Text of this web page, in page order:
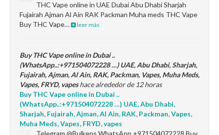
THC Vape online in UAE Dubai Abu Dhabi Sharjah
Fujairah Ajman Al Ain RAK Packman Muha meds THC Vape
Buy THC Vape…
leer más
Buy THC Vape online in Dubai ..
(WhatsApp..:+971504072228 …) UAE, Abu Dhabi, Sharjah,
Fujairah, Ajman, Al Ain, RAK, Packman, Vapes, Muha Meds,
Vapes, FRYD, vapeshace alrededor de 12 horas
Buy THC Vape online in Dubai ..
(WhatsApp..:+971504072228 …) UAE, Abu Dhabi,
Sharjah, Fujairah, Ajman, Al Ain, RAK, Packman, Vapes,
Muha Meds, Vapes, FRYD, vapes
Telegram @Bulkens WhatsApp +971504072228 Buy